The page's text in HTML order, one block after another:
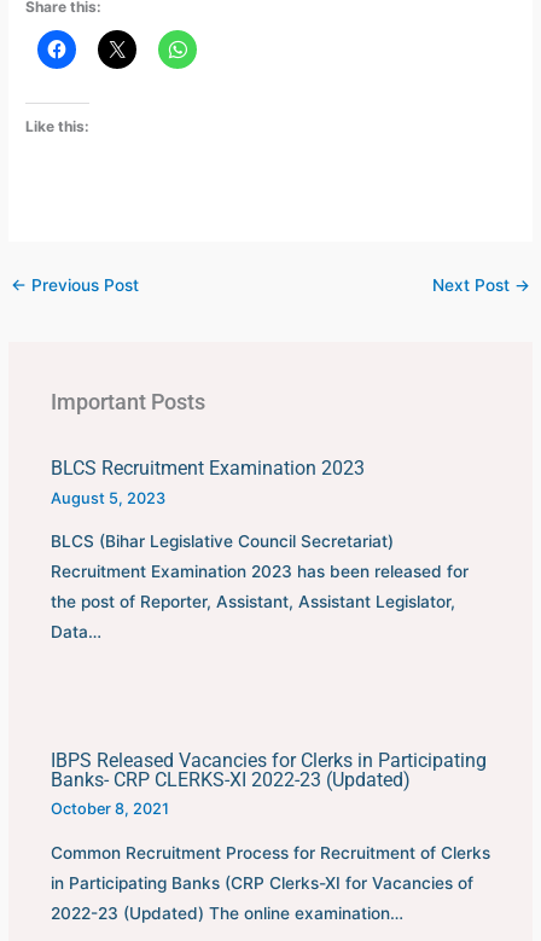
Share this:
Like this:
← Previous Post Next Post →
Important Posts
BLCS Recruitment Examination 2023
August 5, 2023
BLCS (Bihar Legislative Council Secretariat)
Recruitment Examination 2023 has been released for
the post of Reporter, Assistant, Assistant Legislator,
Data…
IBPS Released Vacancies for Clerks in Participating
Banks- CRP CLERKS-XI 2022-23 (Updated)
October 8, 2021
Common Recruitment Process for Recruitment of Clerks
in Participating Banks (CRP Clerks-XI for Vacancies of
2022-23 (Updated) The online examination…